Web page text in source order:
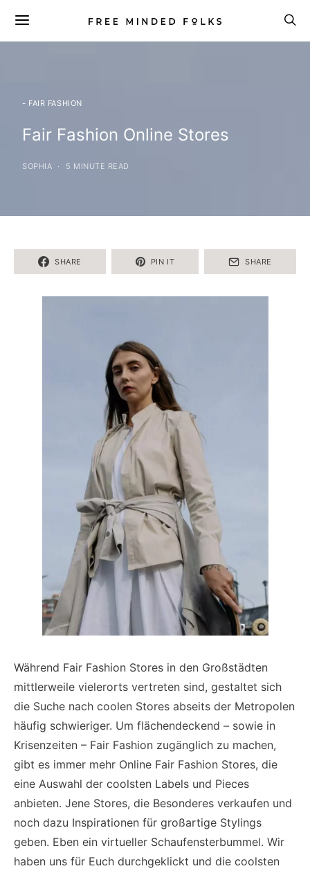
- FAIR FASHION
Fair Fashion Online Stores
SOPHIA 5 MINUTE READ
SHARE PIN IT SHARE
Während Fair Fashion Stores in den Großstädten
mittlerweile vielerorts vertreten sind, gestaltet sich
die Suche nach coolen Stores abseits der Metropolen
häufig schwieriger. Um flächendeckend – sowie in
Krisenzeiten – Fair Fashion zugänglich zu machen,
gibt es immer mehr Online Fair Fashion Stores, die
eine Auswahl der coolsten Labels und Pieces
anbieten. Jene Stores, die Besonderes verkaufen und
noch dazu Inspirationen für großartige Stylings
geben. Eben ein virtueller Schaufensterbummel. Wir
haben uns für Euch durchgeklickt und die coolsten